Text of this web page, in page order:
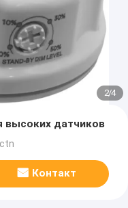
2/4
высоких датчиков
Контакт